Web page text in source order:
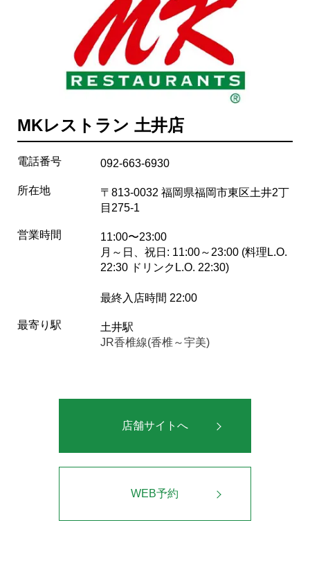
MKレストラン 土井店
電話番号 092-663-6930
所在地
〒813-0032 福岡県福岡市東区土井2丁
目275-1
営業時間
11:00〜23:00
月～日、祝日: 11:00～23:00 (料理L.O.
22:30 ドリンクL.O. 22:30)
最終入店時間 22:00
最寄り駅
土井駅
JR香椎線(香椎～宇美)
店舗サイトへ
WEB予約